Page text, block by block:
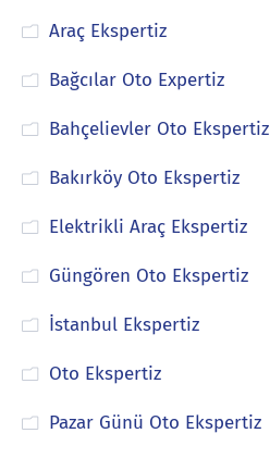
Araç Ekspertiz
Bağcılar Oto Expertiz
Bahçelievler Oto Ekspertiz
Bakırköy Oto Ekspertiz
Elektrikli Araç Ekspertiz
Güngören Oto Ekspertiz
İstanbul Ekspertiz
Oto Ekspertiz
Pazar Günü Oto Ekspertiz